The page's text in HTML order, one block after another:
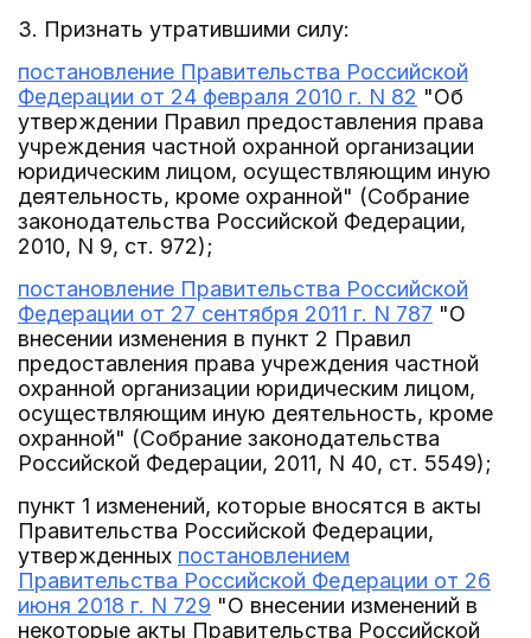
3. Признать утратившими силу:
постановление Правительства Российской
Федерации от 24 февраля 2010 г. N 82 "Об
утверждении Правил предоставления права
учреждения частной охранной организации
юридическим лицом, осуществляющим иную
деятельность, кроме охранной" (Собрание
законодательства Российской Федерации,
2010, N 9, ст. 972);
постановление Правительства Российской
Федерации от 27 сентября 2011 г. N 787 "О
внесении изменения в пункт 2 Правил
предоставления права учреждения частной
охранной организации юридическим лицом,
осуществляющим иную деятельность, кроме
охранной" (Собрание законодательства
Российской Федерации, 2011, N 40, ст. 5549);
пункт 1 изменений, которые вносятся в акты
Правительства Российской Федерации,
утвержденных постановлением
Правительства Российской Федерации от 26
июня 2018 г. N 729 "О внесении изменений в
некоторые акты Правительства Российской